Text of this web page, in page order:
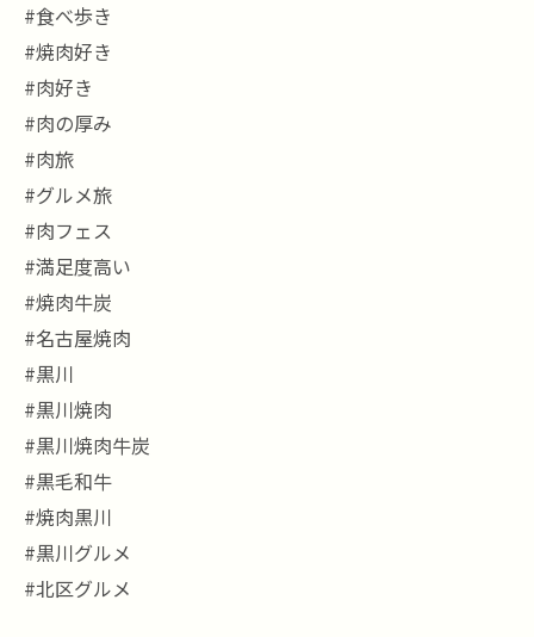
#食べ歩き
#焼肉好き
#肉好き
#肉の厚み
#肉旅
#グルメ旅
#肉フェス
#満足度高い
#焼肉牛炭
#名古屋焼肉
#黒川
#黒川焼肉
#黒川焼肉牛炭
#黒毛和牛
#焼肉黒川
#黒川グルメ
#北区グルメ